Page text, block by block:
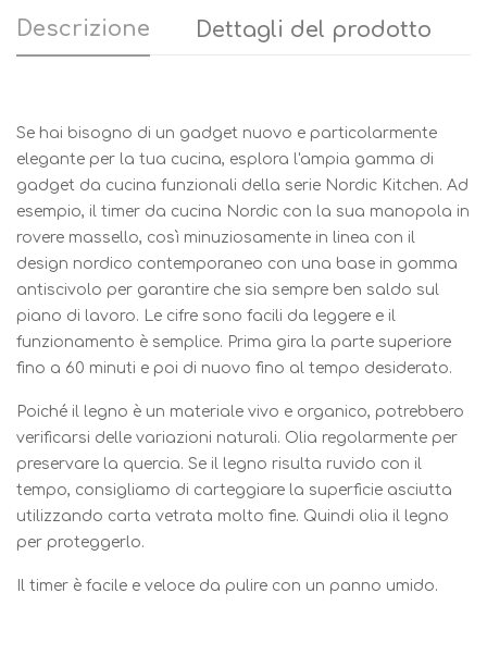
Descrizione Dettagli del prodotto
Se hai bisogno di un gadget nuovo e particolarmente
elegante per la tua cucina, esplora l'ampia gamma di
gadget da cucina funzionali della serie Nordic Kitchen. Ad
esempio, il timer da cucina Nordic con la sua manopola in
rovere massello, così minuziosamente in linea con il
design nordico contemporaneo con una base in gomma
antiscivolo per garantire che sia sempre ben saldo sul
piano di lavoro. Le cifre sono facili da leggere e il
funzionamento è semplice. Prima gira la parte superiore
fino a 60 minuti e poi di nuovo fino al tempo desiderato.
Poiché il legno è un materiale vivo e organico, potrebbero
verificarsi delle variazioni naturali. Olia regolarmente per
preservare la quercia. Se il legno risulta ruvido con il
tempo, consigliamo di carteggiare la superficie asciutta
utilizzando carta vetrata molto fine. Quindi olia il legno
per proteggerlo.
Il timer è facile e veloce da pulire con un panno umido.